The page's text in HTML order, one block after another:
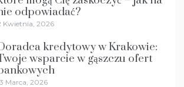
odpowiadać?
Kwietnia, 2026
kredytowy w Krakowie:
wsparcie w gąszczu ofert
Marca, 2026